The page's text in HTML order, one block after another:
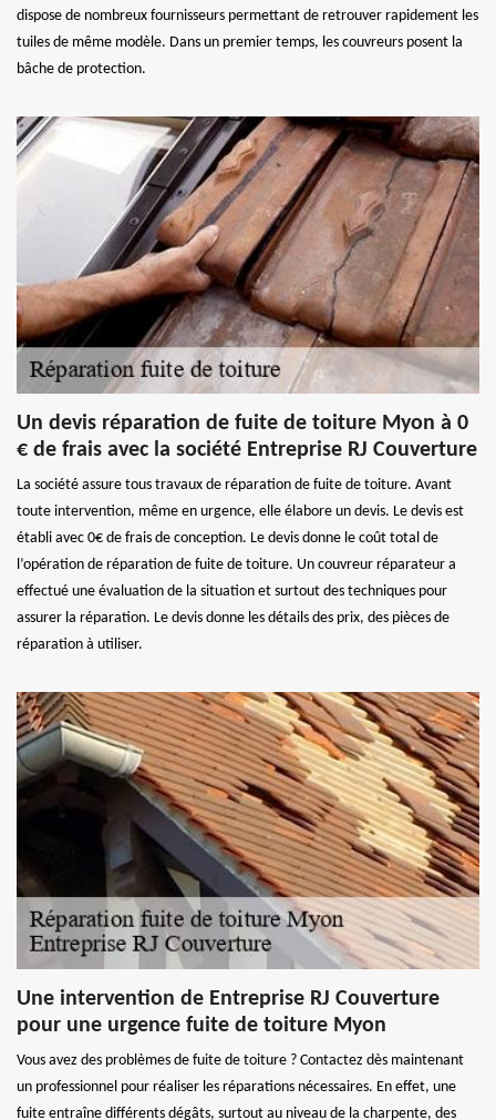
dispose de nombreux fournisseurs permettant de retrouver rapidement les
tuiles de même modèle. Dans un premier temps, les couvreurs posent la
bâche de protection.
Un devis réparation de fuite de toiture Myon à 0
€ de frais avec la société Entreprise RJ Couverture
La société assure tous travaux de réparation de fuite de toiture. Avant
toute intervention, même en urgence, elle élabore un devis. Le devis est
établi avec 0€ de frais de conception. Le devis donne le coût total de
l’opération de réparation de fuite de toiture. Un couvreur réparateur a
effectué une évaluation de la situation et surtout des techniques pour
assurer la réparation. Le devis donne les détails des prix, des pièces de
réparation à utiliser.
Une intervention de Entreprise RJ Couverture
pour une urgence fuite de toiture Myon
Vous avez des problèmes de fuite de toiture ? Contactez dès maintenant
un professionnel pour réaliser les réparations nécessaires. En effet, une
fuite entraîne différents dégâts, surtout au niveau de la charpente, des